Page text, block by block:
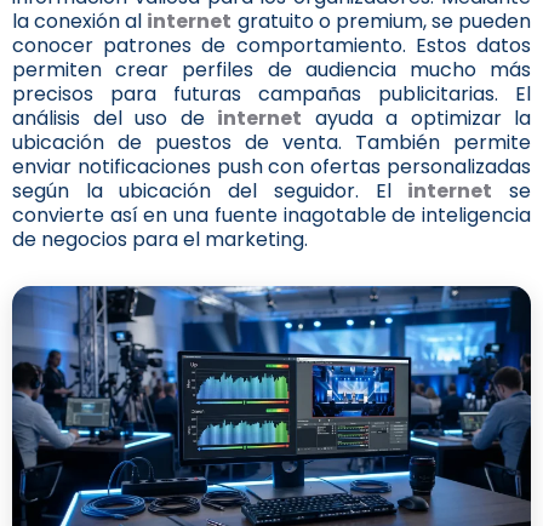
la conexión al internet gratuito o premium, se pueden
conocer patrones de comportamiento. Estos datos
permiten crear perfiles de audiencia mucho más
precisos para futuras campañas publicitarias. El
análisis del uso de internet ayuda a optimizar la
ubicación de puestos de venta. También permite
enviar notificaciones push con ofertas personalizadas
según la ubicación del seguidor. El internet se
convierte así en una fuente inagotable de inteligencia
de negocios para el marketing.